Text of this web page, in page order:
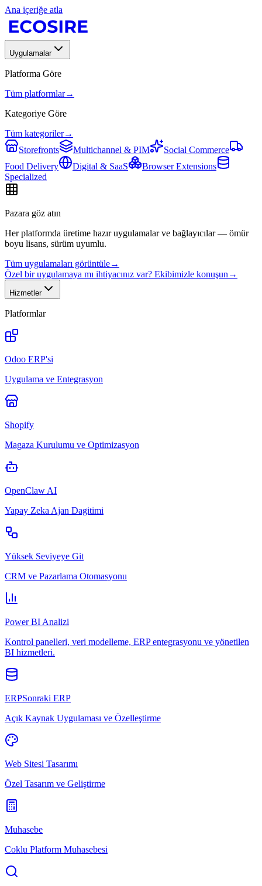
Ana içeriğe atla
Uygulamalar
Platforma Göre
Tüm platformlar→
Kategoriye Göre
Tüm kategoriler→
Storefronts
Multichannel & PIM
Social Commerce
Food Delivery
Digital & SaaS
Browser Extensions
Specialized
Pazara göz atın
Her platformda üretime hazır uygulamalar ve bağlayıcılar — ömür
boyu lisans, sürüm uyumlu.
Tüm uygulamaları görüntüle→
Özel bir uygulamaya mı ihtiyacınız var? Ekibimizle konuşun →
Hizmetler
Platformlar
Odoo ERP'si
Uygulama ve Entegrasyon
Shopify
Magaza Kurulumu ve Optimizasyon
OpenClaw AI
Yapay Zeka Ajan Dagitimi
Yüksek Seviyeye Git
CRM ve Pazarlama Otomasyonu
Power BI Analizi
Kontrol panelleri, veri modelleme, ERP entegrasyonu ve yönetilen
BI hizmetleri.
ERPSonraki ERP
Açık Kaynak Uygulaması ve Özelleştirme
Web Sitesi Tasarımı
Özel Tasarım ve Geliştirme
Muhasebe
Coklu Platform Muhasebesi